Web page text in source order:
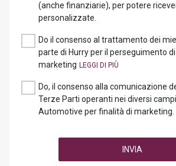
(anche finanziarie), per potere
personalizzate.
Do il consenso al trattamento dei
parte di Hurry per il perseguimento
marketing
Do, il consenso alla comunicazione
Terze Parti operanti nei diversi
Automotive per finalità di marketing.
INVIA